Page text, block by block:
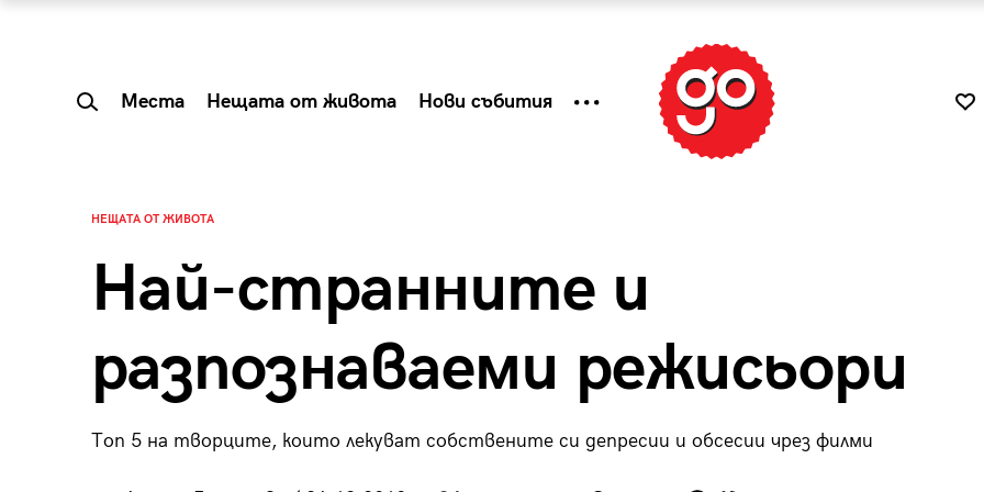
Места Нещата от живота Нови събития
НЕЩАТА ОТ ЖИВОТА
Най-странните и
разпознаваеми режисьори
Топ 5 на творците, които лекуват собствените си депресии и обсесии чрез филми
Summer Prelude: как
Tender is the Wine – Какво